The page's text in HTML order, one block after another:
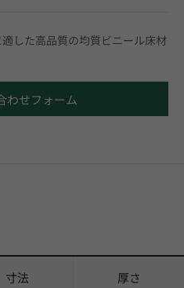
した高品質の均質ビニール床材
わせフォーム
寸法 厚さ